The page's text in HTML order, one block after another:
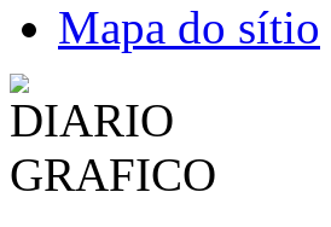
Mapa do sítio